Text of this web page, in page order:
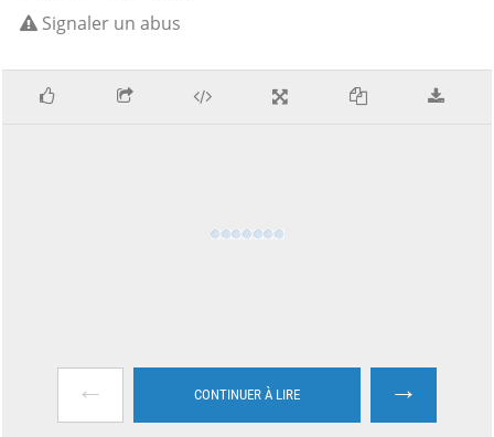
Signaler un abus
← CONTINUER À LIRE →